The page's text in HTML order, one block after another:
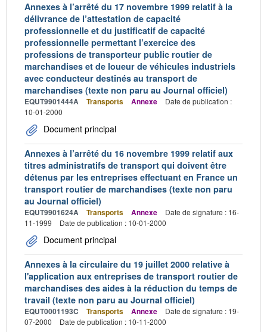
Annexes à l’arrêté du 17 novembre 1999 relatif à la
délivrance de l’attestation de capacité
professionnelle et du justificatif de capacité
professionnelle permettant l’exercice des
professions de transporteur public routier de
marchandises et de loueur de véhicules industriels
avec conducteur destinés au transport de
marchandises (texte non paru au Journal officiel)
EQUT9901444A Transports Annexe
Date de publication :
10-01-2000
Document principal
Annexes à l’arrêté du 16 novembre 1999 relatif aux
titres administratifs de transport qui doivent être
détenus par les entreprises effectuant en France un
transport routier de marchandises (texte non paru
au Journal officiel)
EQUT9901624A Transports Annexe
Date de signature : 16-
11-1999
Date de publication : 10-01-2000
Document principal
Annexes à la circulaire du 19 juillet 2000 relative à
l'application aux entreprises de transport routier de
marchandises des aides à la réduction du temps de
travail (texte non paru au Journal officiel)
EQUT0001193C Transports Annexe
Date de signature : 19-
07-2000
Date de publication : 10-11-2000